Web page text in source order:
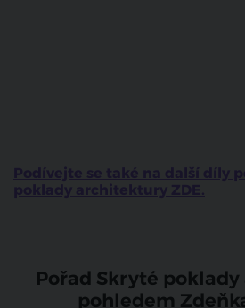
Podívejte se také na další díly
poklady architektury ZDE.
Pořad Skryté
pohledem